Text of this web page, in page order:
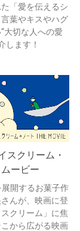
「愛を伝えるシ
葉やキスやハグ
大切な人への愛
します！
スクリーム・
ービー
展開するお菓子作
んが、映画に登
クリーム」に焦
から広がる映画